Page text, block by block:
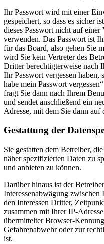
Ihr Passwort wird mit einer
gespeichert, so dass es sicher
dieses Passwort nicht auf
verwenden. Das Passwort ist
für das Board, also gehen Sie
wird Sie kein Vertreter des
Dritter berechtigterweise nach
Ihr Passwort vergessen
habe mein Passwort
fragt Sie dann nach Ihrem
und sendet anschließend ein
Adresse, mit dem Sie dann
Gestattung der
Sie gestatten dem Betreiber,
näher spezifizierten Daten zu
und anbieten zu können.
Darüber hinaus ist der
Interessenabwägung zwischen
den Interessen Dritter,
zusammen mit Ihrer IP-
übermittelter Browser-
Gefahrenabwehr oder zur
ist.